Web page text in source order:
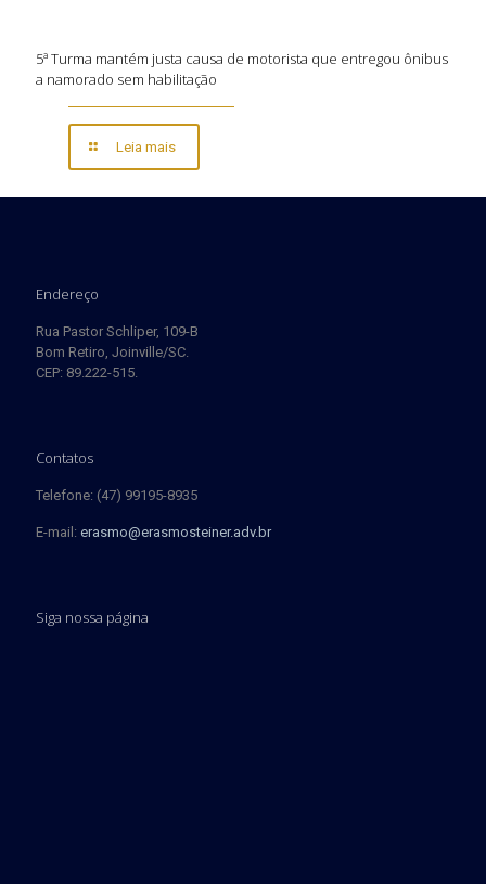
5ª Turma mantém justa causa de motorista que entregou ônibus
a namorado sem habilitação
Leia mais
Endereço
Rua Pastor Schliper, 109-B
Bom Retiro, Joinville/SC.
CEP: 89.222-515.
Contatos
Telefone: (47) 99195-8935
E-mail: erasmo@erasmosteiner.adv.br
Siga nossa página